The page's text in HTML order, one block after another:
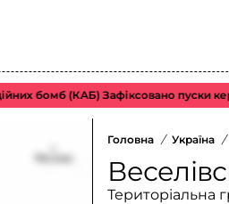
бомб (КАБ) Зафіксовано пуски
Головна / Україна /
Територіальна